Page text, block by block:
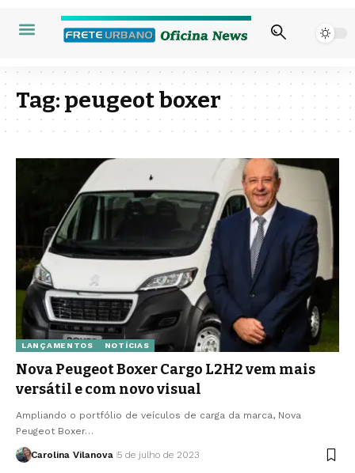
Tag:peugeot boxer
LANÇAMENTOS NOTÍCIAS
Nova Peugeot Boxer Cargo L2H2 vem mais
versátil e com novo visual
Ampliando o portfólio de veículos de carga da marca, Nova
Peugeot Boxer…
Carolina Vilanova 5 de julho de 2023